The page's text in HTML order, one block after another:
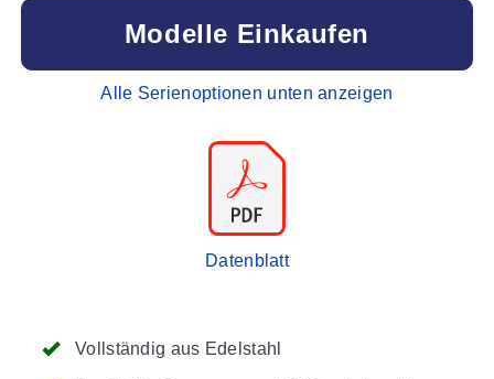
Vollständig aus Edelstahl
Modelle Einkaufen
Alle Serienoptionen unten anzeigen
Datenblatt